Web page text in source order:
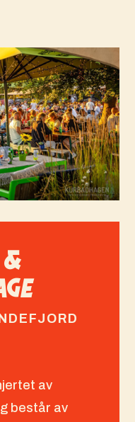
&
av
består av